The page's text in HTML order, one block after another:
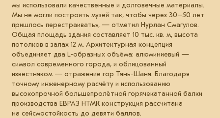
мы использовали качественные и долговечные материалы.
Мы не могли построить музей так, чтобы через 30–50 лет
пришлось перестраивать», — отметил Нурлан Смагулов.
Общая площадь здания составляет 10 тыс. кв. м, высота
потолков в залах 12 м. Архитектурная концепция
объединяет два L-образных объёма: алюминиевый —
символ современного города, и облицованный
известняком — отражение гор Тянь-Шаня. Благодаря
точному инженерному расчёту и использованию
высокопрочной большепролётной горячекатанной балки
производства ЕВРАЗ НТМК конструкция рассчитана
на сейсмостойкость до девяти баллов.